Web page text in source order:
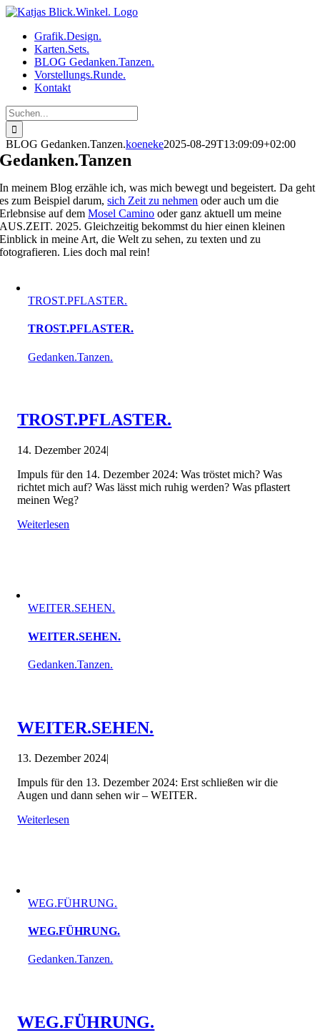
Zum
springenGrafik.Design.
Karten.Sets.
BLOG Gedanken.Tanzen.
Vorstellungs.Runde.
Kontakt
Suche
nach:
BLOG Gedanken.Tanzen.koeneke2025-08-29T13:09:09+02:00
Gedanken.Tanzen
In meinem Blog erzähle ich, was mich bewegt und begeistert. Da geht
es zum Beispiel darum,sich Zeit zu nehmen oder auch um die
Erlebnsise auf demMosel Camino oder ganz aktuell um meine
AUS.ZEIT. 2025. Gleichzeitig bekommst du hier einen kleinen
Einblick in meine Art, die Welt zu sehen, zu texten und zu
fotografieren. Lies doch mal rein!
TROST.PFLASTER.
TROST.PFLASTER.
Gedanken.Tanzen.
TROST.PFLASTER.
14. Dezember 2024|
Impuls für den 14. Dezember 2024: Was tröstet mich? Was
richtet mich auf? Was lässt mich ruhig werden? Was pflastert
meinen Weg?
Weiterlesen
WEITER.SEHEN.
WEITER.SEHEN.
Gedanken.Tanzen.
WEITER.SEHEN.
13. Dezember 2024|
Impuls für den 13. Dezember 2024: Erst schließen wir die
Augen und dann sehen wir – WEITER.
Weiterlesen
WEG.FÜHRUNG.
WEG.FÜHRUNG.
Gedanken.Tanzen.
WEG.FÜHRUNG.